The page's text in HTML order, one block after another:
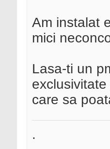
Am instalat
mici
Lasa-ti un
care sa
.